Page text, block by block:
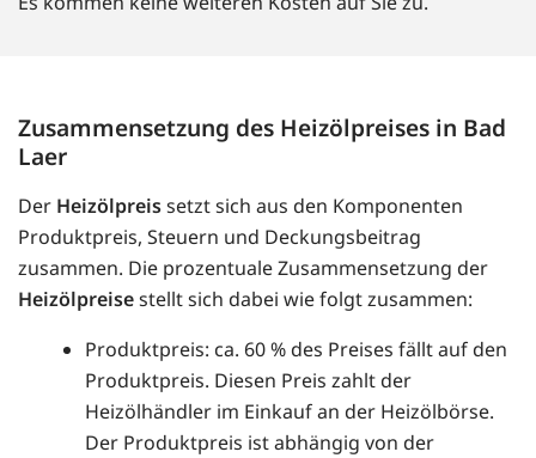
Zusammensetzung des Heizölpreises in Bad
Laer
Der Heizölpreissetzt sich aus den Komponenten
Produktpreis, Steuern und Deckungsbeitrag
zusammen. Die prozentuale Zusammensetzung der
Heizölpreisestellt sich dabei wie folgt zusammen:
Produktpreis: ca. 60 % des Preises fällt auf den
Produktpreis. Diesen Preis zahlt der
Heizölhändler im Einkauf an der Heizölbörse.
Der Produktpreis ist abhängig von der